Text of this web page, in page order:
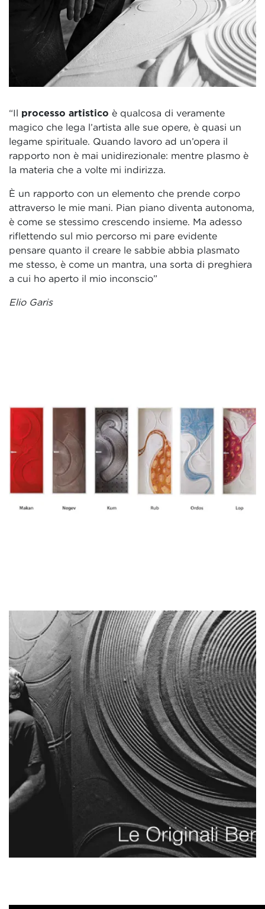
“Il processo artistico è qualcosa di veramente
magico che lega l’artista alle sue opere, è quasi un
legame spirituale. Quando lavoro ad un’opera il
rapporto non è mai unidirezionale: mentre plasmo è
la materia che a volte mi indirizza.
È un rapporto con un elemento che prende corpo
attraverso le mie mani. Pian piano diventa autonoma,
è come se stessimo crescendo insieme. Ma adesso
riflettendo sul mio percorso mi pare evidente
pensare quanto il creare le sabbie abbia plasmato
me stesso, è come un mantra, una sorta di preghiera
a cui ho aperto il mio inconscio”
Elio Garis